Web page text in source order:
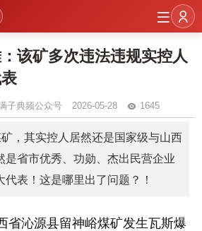
该矿多次违法违规实控人
子典频公众号 2026-05-28 1645
矿，其实控人居然还是国家级与山西
是省市优秀、功勋、杰出民营企业
表！这是哪里出了问题？！
省沁源县留神峪煤矿发生瓦斯爆